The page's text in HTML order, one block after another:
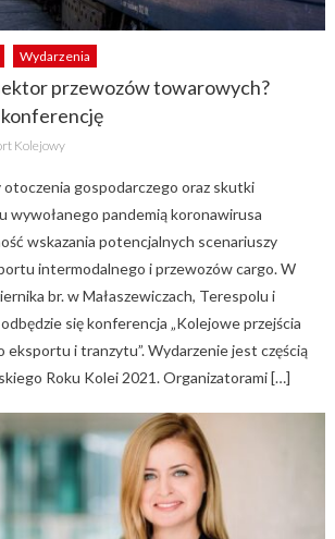
Wydarzenia
przewozów towarowych?
Kolejowy
otoczenia gospodarczego oraz skutki
wywołanego pandemią koronawirusa
wskazania potencjalnych scenariuszy
intermodalnego i przewozów cargo. W
br. w Małaszewiczach, Terespolu i
się konferencja „Kolejowe przejścia
eksportu i tranzytu”. Wydarzenie jest częścią
Roku Kolei 2021. Organizatorami […]